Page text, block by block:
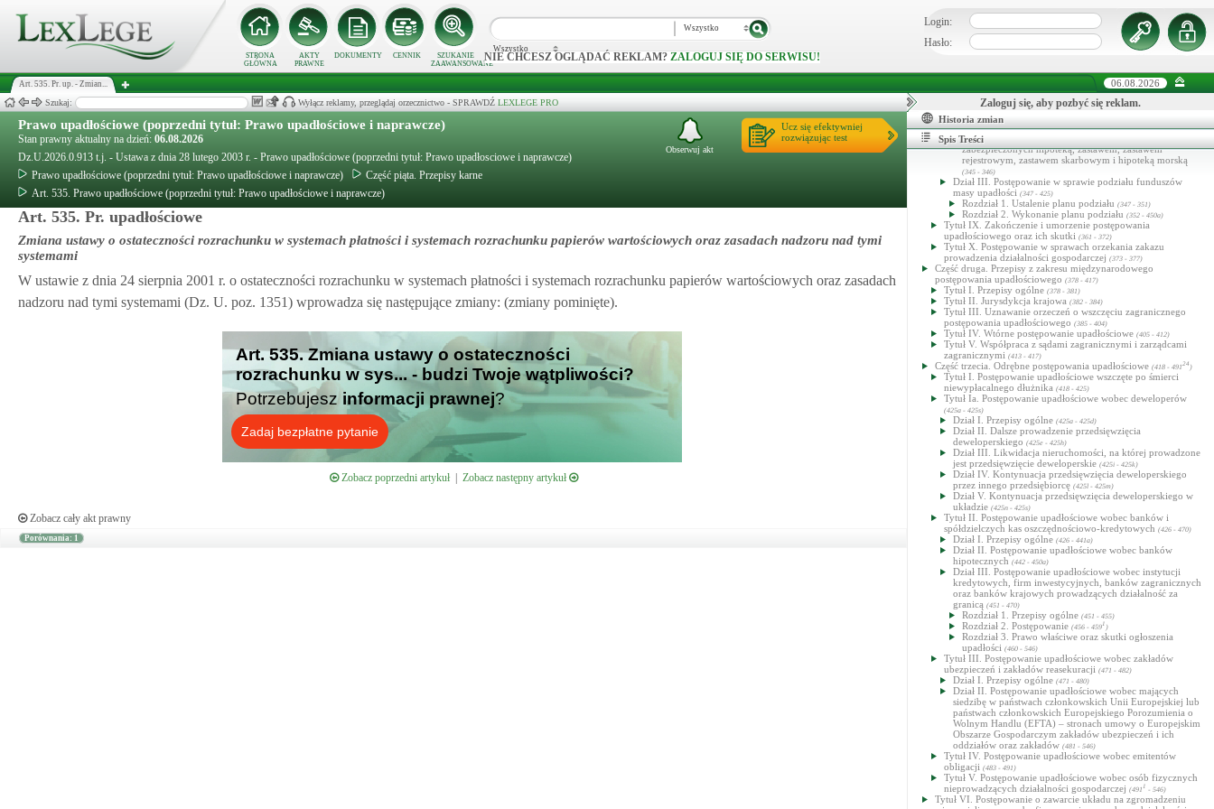
STRONA
GŁÓWNA
AKTY
PRAWNE
DOKUMENTY CENNIK
SZUKANIE
ZAAWANSOWANE
Wszystko
Wszystko
NIE CHCESZ OGLĄDAĆ REKLAM? ZALOGUJ SIĘ DO SERWISU!
Login:
Hasło:
Art. 535. Pr. up. - Zmian... 06.08.2026
Szukaj: Wyłącz reklamy, przeglądaj orzecznictwo - SPRAWDŹ LEXLEGE PRO
Prawo upadłościowe (poprzedni tytuł: Prawo upadłościowe i naprawcze)
Stan prawny aktualny na dzień: 06.08.2026
Dz.U.2026.0.913 t.j. - Ustawa z dnia 28 lutego 2003 r. - Prawo upadłościowe (poprzedni tytuł: Prawo upadłosciowe i naprawcze)
Prawo upadłościowe (poprzedni tytuł: Prawo upadłościowe i naprawcze)
Część piąta. Przepisy karne
Art. 535. Prawo upadłościowe (poprzedni tytuł: Prawo upadłościowe i naprawcze)
Ucz się efektywniej
rozwiązując test
Obserwuj akt
Art. 535. Pr. upadłościowe
Zmiana ustawy o ostateczności rozrachunku w systemach płatności i systemach rozrachunku papierów wartościowych oraz zasadach nadzoru nad tymi
systemami
W ustawie z dnia 24 sierpnia 2001 r. o ostateczności rozrachunku w systemach płatności i systemach rozrachunku papierów wartościowych oraz zasadach
nadzoru nad tymi systemami (Dz. U. poz. 1351) wprowadza się następujące zmiany: (zmiany pominięte).
Art. 535. Zmiana ustawy o ostateczności
rozrachunku w sys... - budzi Twoje wątpliwości?
Potrzebujesz informacji prawnej?
Zadaj bezpłatne pytanie
Zobacz poprzedni artykuł| Zobacz następny artykuł
Zobacz cały akt prawny
Porównania: 1
Zaloguj się, aby pozbyć się reklam.
Historia zmian
Spis Treści
Dział III. Sprzedaż ruchomości oraz przejęcie przez
zastawnika ruchomości obciążonej zastawem rejestrowym
Dział IV. Likwidacja wierzytelności i praw majątkowych
Tytuł VIII. Podział funduszów masy upadłości i sum
uzyskanych ze zbycia rzeczy i praw obciążonych rzeczowo
Dział I. Przepisy ogólne (335 - 341)
Dział II. Kolejność zaspokajania wierzycieli
Rozdział 1. Przepisy ogólne(342 - 344)
Rozdział 2. Kolejność spłacania wierzytelności
zabezpieczonych hipoteką, zastawem, zastawem
rejestrowym, zastawem skarbowym i hipoteką morską
(345 - 346)
Dział III. Postępowanie w sprawie podziału funduszów
masy upadłości (347 - 425)
Rozdział 1. Ustalenie planu podziału (347 - 351)
Rozdział 2. Wykonanie planu podziału (352 - 450a)
Tytuł IX. Zakończenie i umorzenie postępowania
upadłościowego oraz ich skutki (361 - 372)
Tytuł X. Postępowanie w sprawach orzekania zakazu
prowadzenia działalności gospodarczej (373 - 377)
Część druga. Przepisy z zakresu międzynarodowego
postępowania upadłościowego (378 - 417)
Tytuł I. Przepisy ogólne (378 - 381)
Tytuł II. Jurysdykcja krajowa (382 - 384)
Tytuł III. Uznawanie orzeczeń o wszczęciu zagranicznego
postępowania upadłościowego (385 - 404)
Tytuł IV. Wtórne postępowanie upadłościowe (405 - 412)
Tytuł V. Współpraca z sądami zagranicznymi i zarządcami
zagranicznymi (413 - 417)
Część trzecia. Odrębne postępowania upadłościowe (418 - 491 24 )
Tytuł I. Postępowanie upadłościowe wszczęte po śmierci
niewypłacalnego dłużnika (418 - 425)
Tytuł Ia. Postępowanie upadłościowe wobec deweloperów
(425a - 425s)
Dział I. Przepisy ogólne (425a - 425d)
Dział II. Dalsze prowadzenie przedsięwzięcia
deweloperskiego (425e - 425h)
Dział III. Likwidacja nieruchomości, na której prowadzone
jest przedsięwzięcie deweloperskie (425i - 425k)
Dział IV. Kontynuacja przedsięwzięcia deweloperskiego
przez innego przedsiębiorcę (425l - 425m)
Dział V. Kontynuacja przedsięwzięcia deweloperskiego w
układzie (425n - 425s)
Tytuł II. Postępowanie upadłościowe wobec banków i
spółdzielczych kas oszczędnościowo-kredytowych (426 - 470)
Dział I. Przepisy ogólne (426 - 441a)
Dział II. Postępowanie upadłościowe wobec banków
hipotecznych (442 - 450a)
Dział III. Postępowanie upadłościowe wobec instytucji
kredytowych, firm inwestycyjnych, banków zagranicznych
oraz banków krajowych prowadzących działalność za
granicą (451 - 470)
Rozdział 1. Przepisy ogólne (451 - 455)
Rozdział 2. Postępowanie (456 - 4591 )
Rozdział 3. Prawo właściwe oraz skutki ogłoszenia
upadłości (460 - 546)
Tytuł III. Postępowanie upadłościowe wobec zakładów
ubezpieczeń i zakładów reasekuracji (471 - 482)
Dział I. Przepisy ogólne (471 - 480)
Dział II. Postępowanie upadłościowe wobec mających
siedzibę w państwach członkowskich Unii Europejskiej lub
państwach członkowskich Europejskiego Porozumienia o
Wolnym Handlu (EFTA) – stronach umowy o Europejskim
Obszarze Gospodarczym zakładów ubezpieczeń i ich
oddziałów oraz zakładów (481 - 546)
Tytuł IV. Postępowanie upadłościowe wobec emitentów
obligacji (483 - 491)
Tytuł V. Postępowanie upadłościowe wobec osób fizycznych
nieprowadzących działalności gospodarczej (491 1 - 546)
Tytuł VI. Postępowanie o zawarcie układu na zgromadzeniu